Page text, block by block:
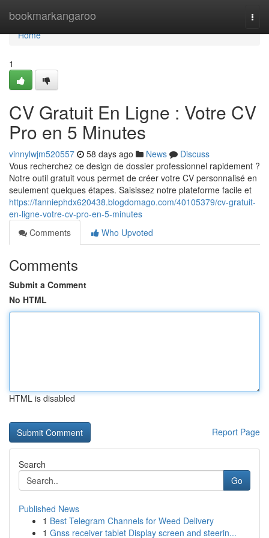
bookmarkangaroo
Home
Home
1
CV Gratuit En Ligne : Votre CV
Pro en 5 Minutes
vinnylwjm520557 58 days ago News
Discuss
Vous recherchez ce design de dossier professionnel rapidement ?
Notre outil gratuit vous permet de créer votre CV personnalisé en
seulement quelques étapes. Saisissez notre plateforme facile et
https://fanniephdx620438.blogdomago.com/40105379/cv-gratuit-
en-ligne-votre-cv-pro-en-5-minutes
Comments
Who Upvoted
Comments
Submit a Comment
No HTML
HTML is disabled
Report Page
Search
Go
Published News
1 Best Telegram Channels for Weed Delivery
1 Gnss receiver tablet Display screen and steerin...